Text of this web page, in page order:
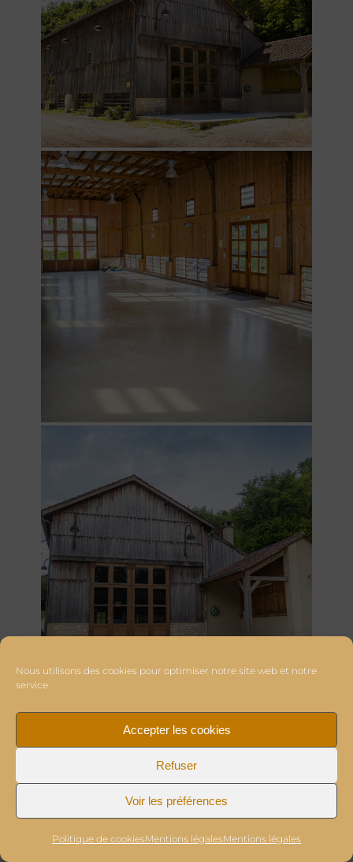
Nous utilisons des cookies pour optimiser notre site web et notre
service.
Accepter les cookies
Refuser
Voir les préférences
Politique de cookiesMentions légalesMentions légales